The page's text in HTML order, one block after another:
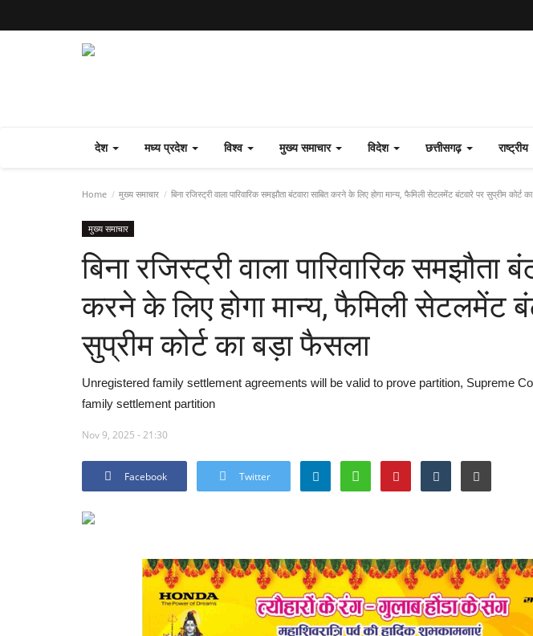
देश मध्य प्रदेश विश्व मुख्य समाचार विदेश छत्तीसगढ़ राष्ट्रीय
Home मुख्य समाचार बिना रजिस्ट्री वाला पारिवारिक समझौता बंटवारा साबित करने के लिए होगा मान्य, फैमिली सेटलमेंट बंटवारे पर सुप्रीम कोर्ट
मुख्य समाचार
बिना रजिस्ट्री वाला पारिवारिक समझौता
करने के लिए होगा मान्य, फैमिली सेटलमेंट
सुप्रीम कोर्ट का बड़ा फैसला
Unregistered family settlement agreements will be valid to prove partition, Supreme
family settlement partition
Nov 9, 2025 - 21:30
Facebook Twitter